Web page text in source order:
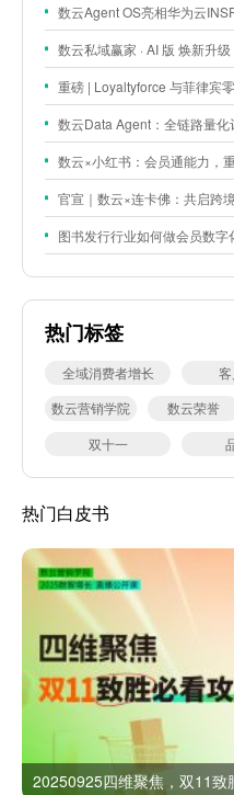
数云Agent OS亮相华为云INSPIRE创想
数云私域赢家 · AI 版 焕新升级
重磅 | Loyaltyforce 与菲律宾零售巨头 SM 集团
数云Data Agent：全链路量
数云×小红书：会员通能力，
官宣｜数云×连卡佛：共启跨境
图书发行行业如何做会员数字
热门标签
全域消费者增长
数云营销学院
数云荣誉
双十一
热门白皮书
20250925四维聚焦，双11致